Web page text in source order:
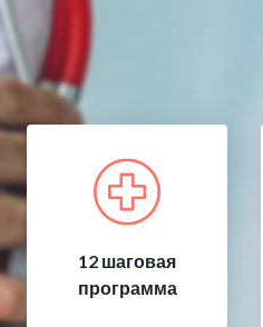
12 шаговая
программа